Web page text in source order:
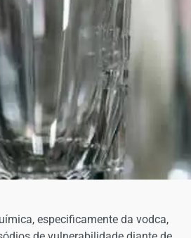
especificamente da vodca,